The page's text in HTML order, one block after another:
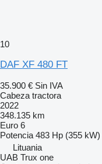
10
DAF XF 480 FT
35.900 € Sin IVA
Cabeza tractora
2022
348.135 km
Euro 6
Potencia 483 Hp (355 kW)
Lituania
UAB Trux one